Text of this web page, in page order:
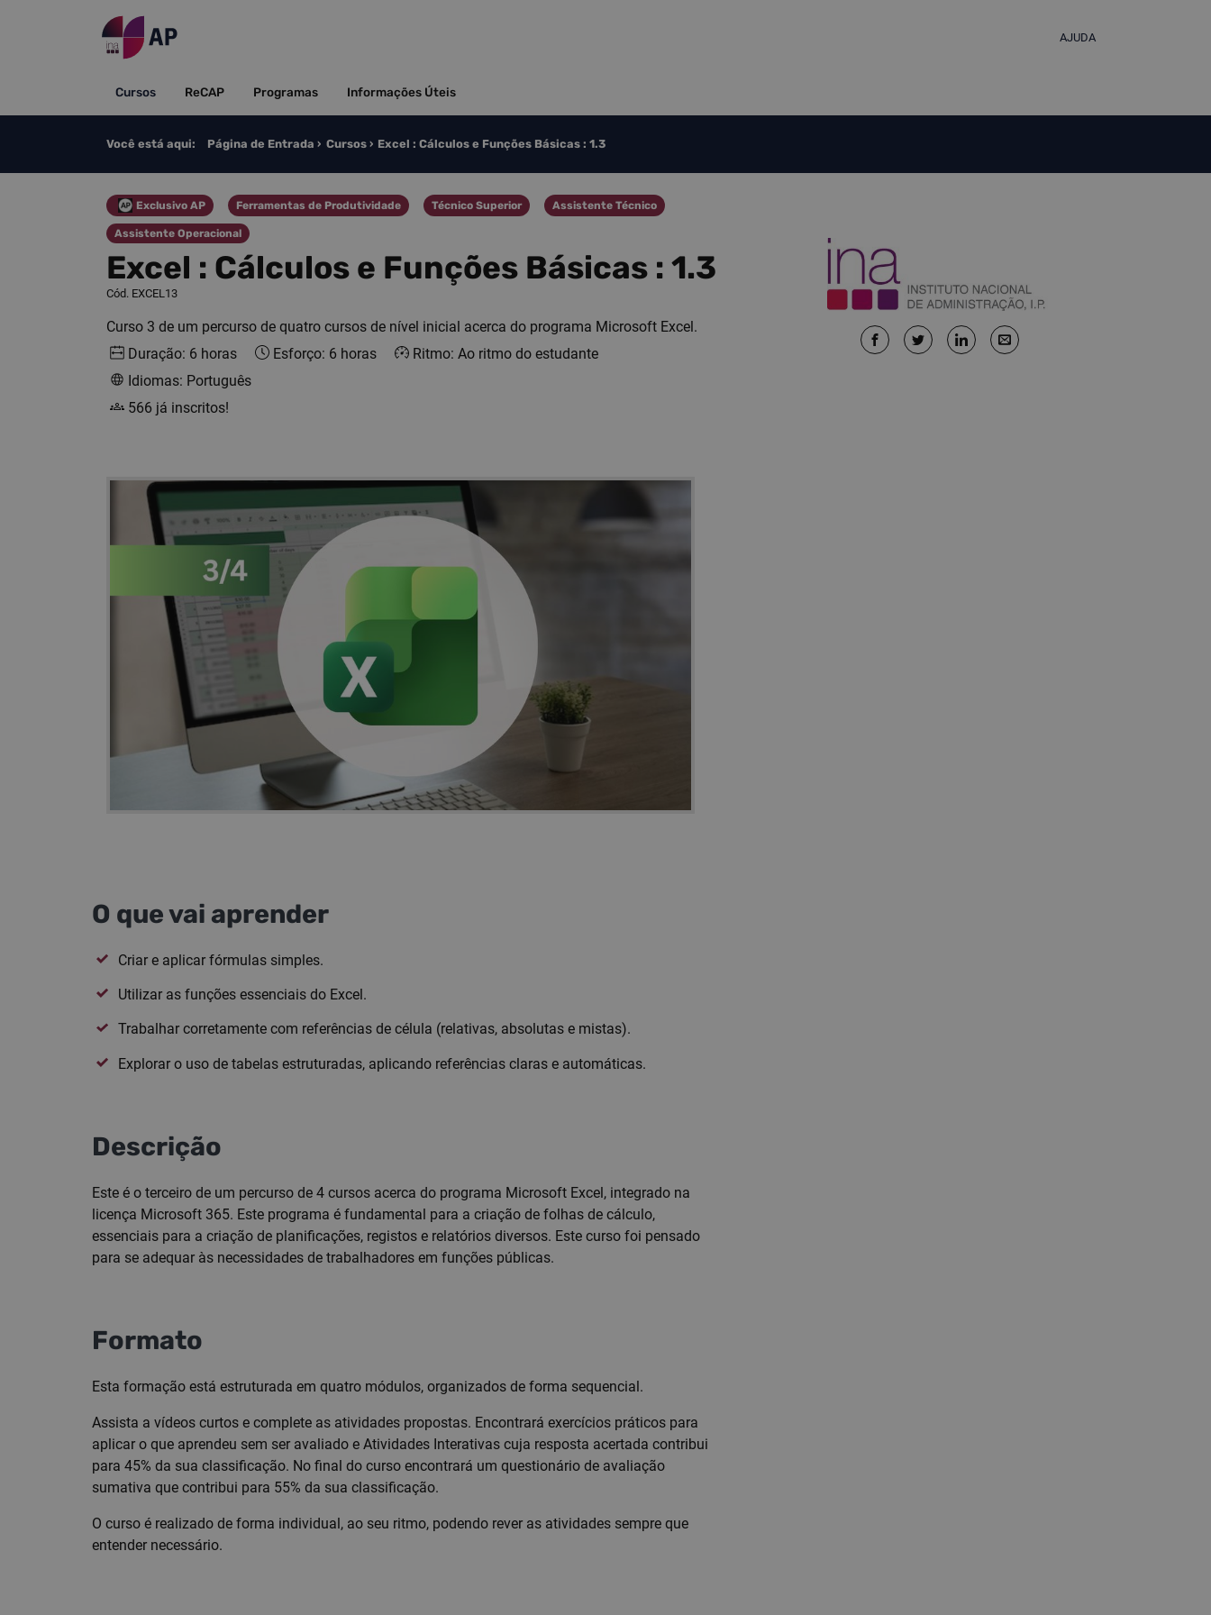
AJUDA
Cursos ReCAP Programas Informações Úteis
Você está aqui: Página de Entrada Cursos Excel : Cálculos e Funções Básicas : 1.3
Excel : Cálculos e Funções Básicas : 1.3
Cód. EXCEL13
Categoria
Exclusivo AP Categoria
Ferramentas de Produtividade Categoria
Técnico Superior Categoria
Assistente Técnico
Categoria
Assistente Operacional
Curso 3 de um percurso de quatro cursos de nível inicial acerca do programa Microsoft Excel.
Duração: 6 horas
Esforço: 6 horas
Ritmo: Ao ritmo do estudante
Idiomas: Português
566 já inscritos!
O que vai aprender
Criar e aplicar fórmulas simples.
Utilizar as funções essenciais do Excel.
Trabalhar corretamente com referências de célula (relativas, absolutas e mistas).
Explorar o uso de tabelas estruturadas, aplicando referências claras e automáticas.
Descrição
Este é o terceiro de um percurso de 4 cursos acerca do programa Microsoft Excel, integrado na
licença Microsoft 365. Este programa é fundamental para a criação de folhas de cálculo,
essenciais para a criação de planificações, registos e relatórios diversos. Este curso foi pensado
para se adequar às necessidades de trabalhadores em funções públicas.
Formato
Esta formação está estruturada em quatro módulos, organizados de forma sequencial.
Assista a vídeos curtos e complete as atividades propostas. Encontrará exercícios práticos para
aplicar o que aprendeu sem ser avaliado e Atividades Interativas cuja resposta acertada contribui
para 45% da sua classificação. No final do curso encontrará um questionário de avaliação
sumativa que contribui para 55% da sua classificação.
O curso é realizado de forma individual, ao seu ritmo, podendo rever as atividades sempre que
entender necessário.